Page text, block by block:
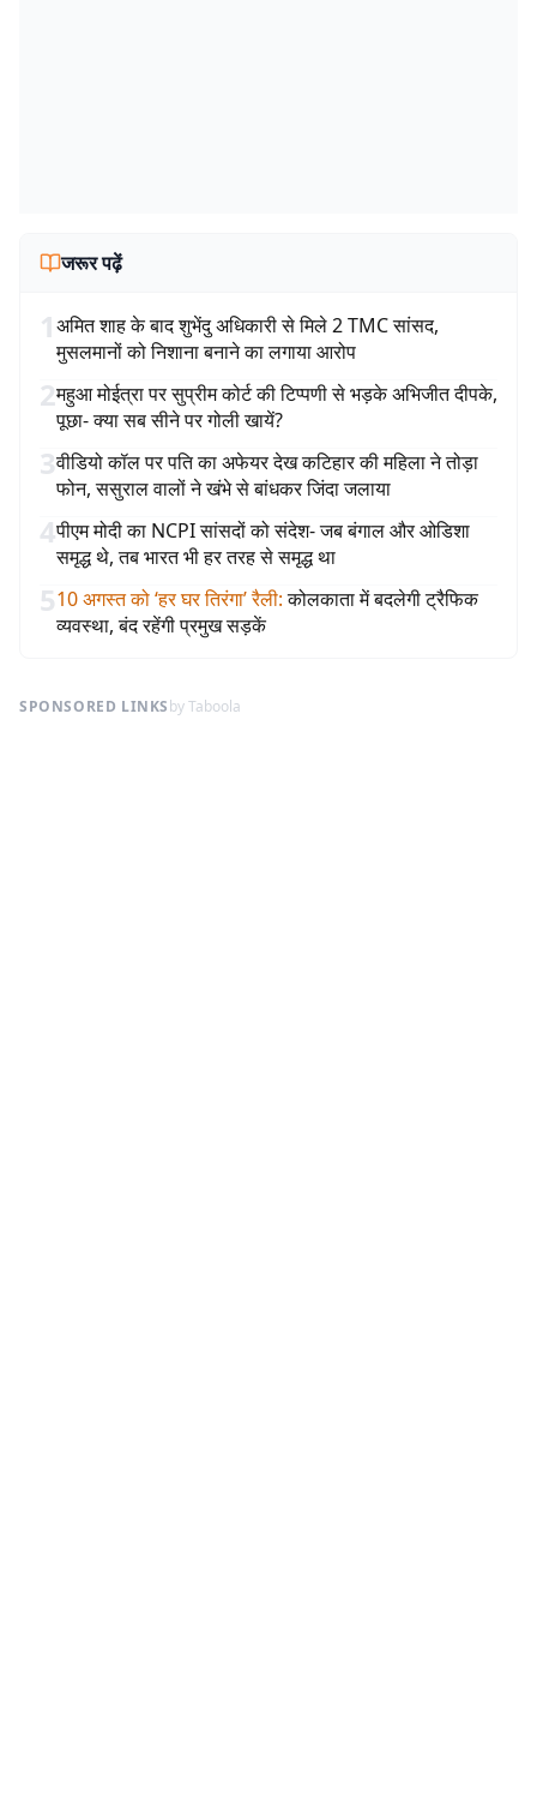
जरूर पढ़ें
1अमित शाह के बाद शुभेंदु अधिकारी से मिले 2 TMC सांसद,
मुसलमानों को निशाना बनाने का लगाया आरोप
2महुआ मोईत्रा पर सुप्रीम कोर्ट की टिप्पणी से भड़के अभिजीत दीपके,
पूछा- क्या सब सीने पर गोली खायें?
3वीडियो कॉल पर पति का अफेयर देख कटिहार की महिला ने तोड़ा
फोन, ससुराल वालों ने खंभे से बांधकर जिंदा जलाया
4पीएम मोदी का NCPI सांसदों को संदेश- जब बंगाल और ओडिशा
समृद्ध थे, तब भारत भी हर तरह से समृद्ध था
510 अगस्त को ‘हर घर तिरंगा’ रैली: कोलकाता में बदलेगी ट्रैफिक
व्यवस्था, बंद रहेंगी प्रमुख सड़कें
SPONSORED LINKSby Taboola